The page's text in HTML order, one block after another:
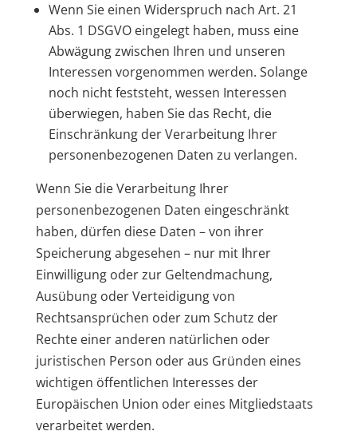
Wenn Sie einen Widerspruch nach Art. 21
Abs. 1 DSGVO eingelegt haben, muss eine
Abwägung zwischen Ihren und unseren
Interessen vorgenommen werden. Solange
noch nicht feststeht, wessen Interessen
überwiegen, haben Sie das Recht, die
Einschränkung der Verarbeitung Ihrer
personenbezogenen Daten zu verlangen.
Wenn Sie die Verarbeitung Ihrer
personenbezogenen Daten eingeschränkt
haben, dürfen diese Daten – von ihrer
Speicherung abgesehen – nur mit Ihrer
Einwilligung oder zur Geltendmachung,
Ausübung oder Verteidigung von
Rechtsansprüchen oder zum Schutz der
Rechte einer anderen natürlichen oder
juristischen Person oder aus Gründen eines
wichtigen öffentlichen Interesses der
Europäischen Union oder eines Mitgliedstaats
verarbeitet werden.